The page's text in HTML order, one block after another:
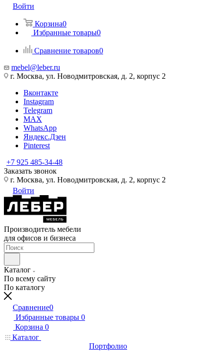
Войти
Корзина0
Избранные товары0
Сравнение товаров0
mebel@leber.ru
г. Москва, ул. Новодмитровская, д. 2, корпус 2
Вконтакте
Instagram
Telegram
MAX
WhatsApp
Яндекс.Дзен
Pinterest
+7 925 485-34-48
Заказать звонок
г. Москва, ул. Новодмитровская, д. 2, корпус 2
Войти
Производитель мебели
для офисов и бизнеса
Каталог
По всему сайту
По каталогу
Сравнение0
Избранные товары 0
Корзина 0
Каталог
Портфолио